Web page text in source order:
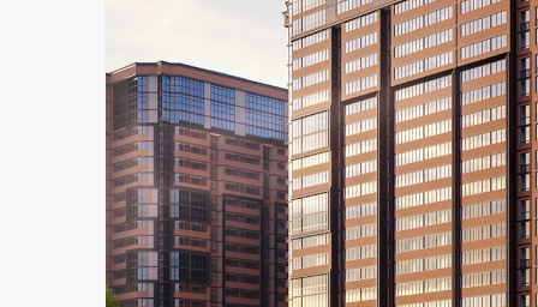
mail@pr-liz.ru8 (800) 250-25-31
ООО "ПР-Лизинг"
Тюмень
8 (800) 250-25-31 (вн. 153)mail@pr-liz.ru8 (800) 250-25-31
ООО "ПР-Лизинг"
Брянскул. Дуки, д. 69 БЦ Бизнес Сити, офис 403
8 (800) 250-25-31 (вн. 320)mail@pr-liz.ru8 (800) 250-25-31
ООО "ПР-Лизинг"
Барнаултракт Павловский, д. 295
8 (800) 250-25-31 (вн. 220)mail@pr-liz.ru8 (800) 250-25-31